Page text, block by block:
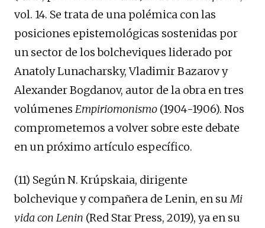
vol. 14. Se trata de una polémica con las
posiciones epistemológicas sostenidas por
un sector de los bolcheviques liderado por
Anatoly Lunacharsky, Vladimir Bazarov y
Alexander Bogdanov, autor de la obra en tres
volúmenes Empiriomonismo (1904-1906). Nos
comprometemos a volver sobre este debate
en un próximo artículo específico.
(11) Según N. Krúpskaia, dirigente
bolchevique y compañera de Lenin, en su Mi
vida con Lenin (Red Star Press, 2019), ya en su